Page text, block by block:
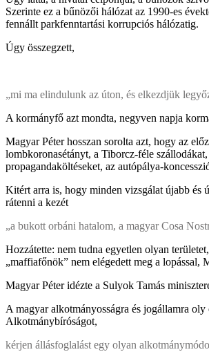
Szerinte ez a bűnözői hálózat az 1990-es
fennállt parkfenntartási korrupciós hálózatig.
Úgy összegzett,
„mi ma elindulunk az úton, és elkezdjük
A kormányfő azt mondta, negyven napja
Magyar Péter hosszan sorolta azt, hogy az
lombkoronasétányt, a Tiborcz-féle
propagandaköltéseket, az autópálya-
Kitért arra is, hogy minden vizsgálat újabb és
rátenni a kezét
„a bukott orbáni hatalom, a magyar Cosa
Hozzátette: nem tudna egyetlen olyan
„maffiafőnök” nem elégedett meg a lopással,
Magyar Péter idézte a Sulyok Tamás
A magyar alkotmányosságra és jogállamra
Alkotmánybíróságot,
kérjen állásfoglalást egy olyan